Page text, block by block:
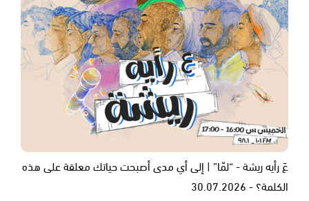
عَ رأيه ريشة - “لمّا” | إلى أي مدى أصبحت حياتك معلقة على هذه
الكلمة؟ - 30.07.2026